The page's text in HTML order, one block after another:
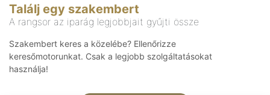
Találj egy szakembert
A rangsor az iparág legjobbjait gyűjti össze
Szakembert keres a közelébe? Ellenőrizze
keresőmotorunkat. Csak a legjobb szolgáltatásokat
használja!